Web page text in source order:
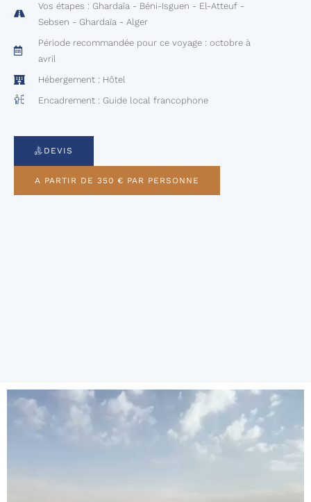
Vos étapes : Ghardaïa - Béni-Isguen - El-Atteuf -
Sebsen - Ghardaïa - Alger
Période recommandée pour ce voyage : octobre à
avril
Hébergement : Hôtel
Encadrement : Guide local francophone
DEVIS
A PARTIR DE 350 € PAR PERSONNE